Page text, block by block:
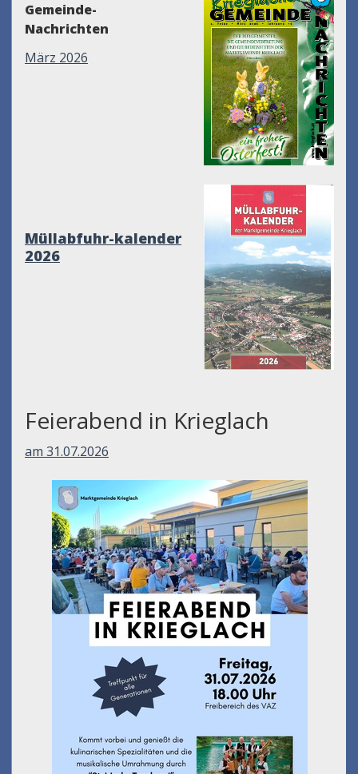
Gemeinde-
Nachrichten
März 2026
Müllabfuhr-kalender
2026
Feierabend in Krieglach
am 31.07.2026